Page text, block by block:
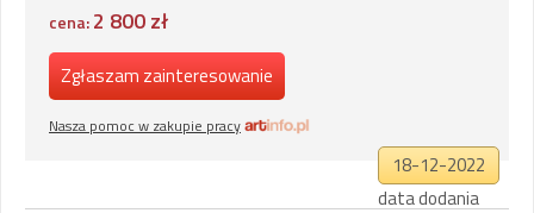
cena:2 800 zł
Zgłaszam zainteresowanie
Nasza pomoc w zakupie pracy
18-12-2022
data dodania